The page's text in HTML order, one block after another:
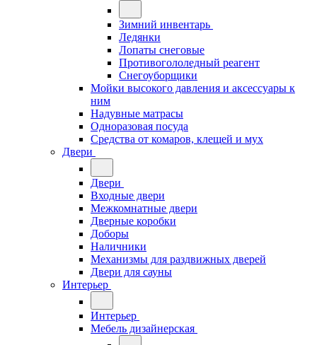
Зимний инвентарь
Ледянки
Лопаты снеговые
Противогололедный реагент
Снегоуборщики
Мойки высокого давления и аксессуары к
ним
Надувные матрасы
Одноразовая посуда
Средства от комаров, клещей и мух
Двери
Двери
Входные двери
Межкомнатные двери
Дверные коробки
Доборы
Наличники
Механизмы для раздвижных дверей
Двери для сауны
Интерьер
Интерьер
Мебель дизайнерская